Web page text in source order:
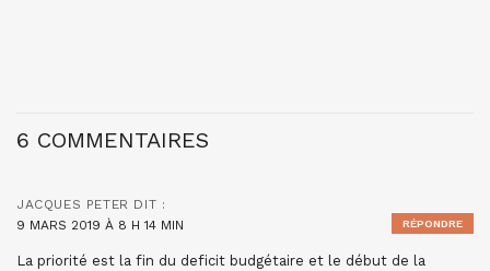
6 COMMENTAIRES
JACQUES PETER DIT :
9 MARS 2019 À 8 H 14 MIN
La priorité est la fin du deficit budgétaire et le début de la
RÉPONDRE